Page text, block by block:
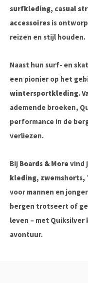
surfkleding, casual
accessoires is
reizen en stijl houden.
Naast hun surf- en
een pionier op het
wintersportkleding.
ademende broeken,
performance in de
verliezen.
Bij Boards & More vind
kleding, zwemshorts,
voor mannen en
bergen trotseert of
leven – met
avontuur.